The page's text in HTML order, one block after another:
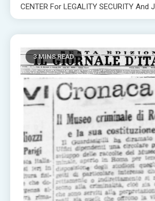
CENTER For LEGALITY SECURITY And
3 MINS READ